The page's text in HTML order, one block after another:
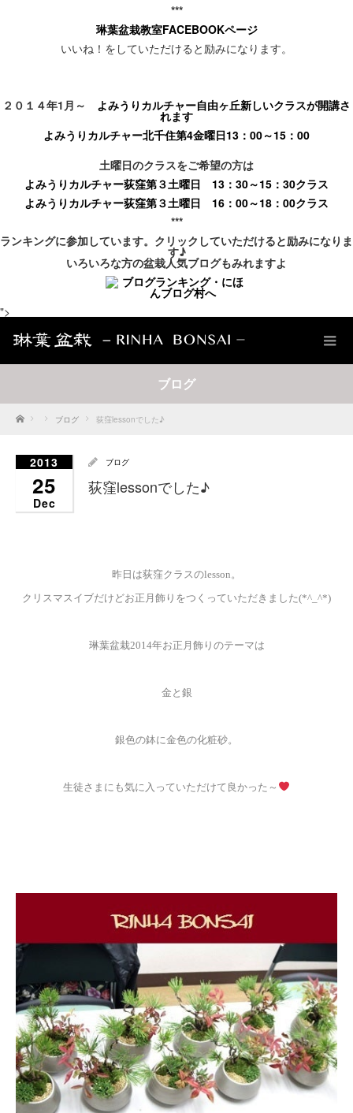
***
琳葉盆栽教室FACEBOOKページ
いいね！をしていただけると励みになります。
２０１４年1月～ よみうりカルチャー自由ヶ丘新しいクラスが開講さ
れます
よみうりカルチャー北千住第4金曜日13：00～15：00
土曜日のクラスをご希望の方は
よみうりカルチャー荻窪第３土曜日 13：30～15：30クラス
よみうりカルチャー荻窪第３土曜日 16：00～18：00クラス
***
ランキングに参加しています。クリックしていただけると励みになりま
す♪
いろいろな方の盆栽人気ブログもみれますよ
">
ブログ
Home ブログ 荻窪lessonでした♪
2013
25
Dec
ブログ
荻窪lessonでした♪
昨日は荻窪クラスのlesson。
クリスマスイブだけどお正月飾りをつくっていただきました(*^_^*)
琳葉盆栽2014年お正月飾りのテーマは
金と銀
銀色の鉢に金色の化粧砂。
生徒さまにも気に入っていただけて良かった～